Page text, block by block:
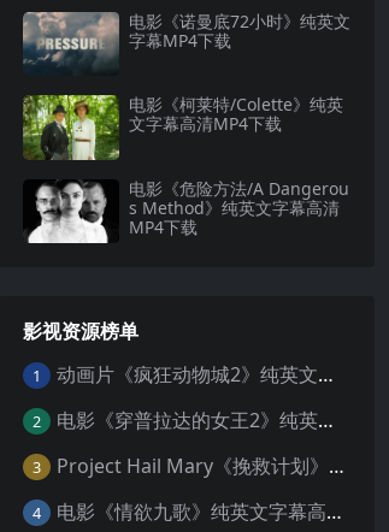
电影《诺曼底72小时》纯英文
字幕MP4下载
电影《柯莱特/Colette》纯英
文字幕高清MP4下载
电影《危险方法/A Dangerou
s Method》纯英文字幕高清
MP4下载
影视资源榜单
1 动画片《疯狂动物城2》纯英文字幕MP4下载
2 电影《穿普拉达的女王2》纯英文字幕MP4下载
3 Project Hail Mary《挽救计划》纯英文字幕科幻电影MP4下载
4 电影《情欲九歌》纯英文字幕高清MP4下载